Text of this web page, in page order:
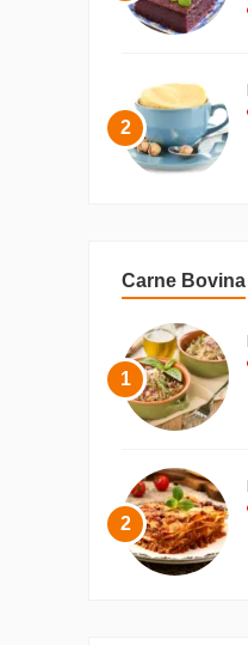
2
Carne Bovina
1
2